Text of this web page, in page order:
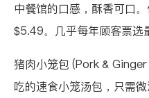
中餐馆的口感，酥香可口
$5.49。几乎每年顾客票选
猪肉小笼包 (Pork &
吃的速食小笼汤包，只需